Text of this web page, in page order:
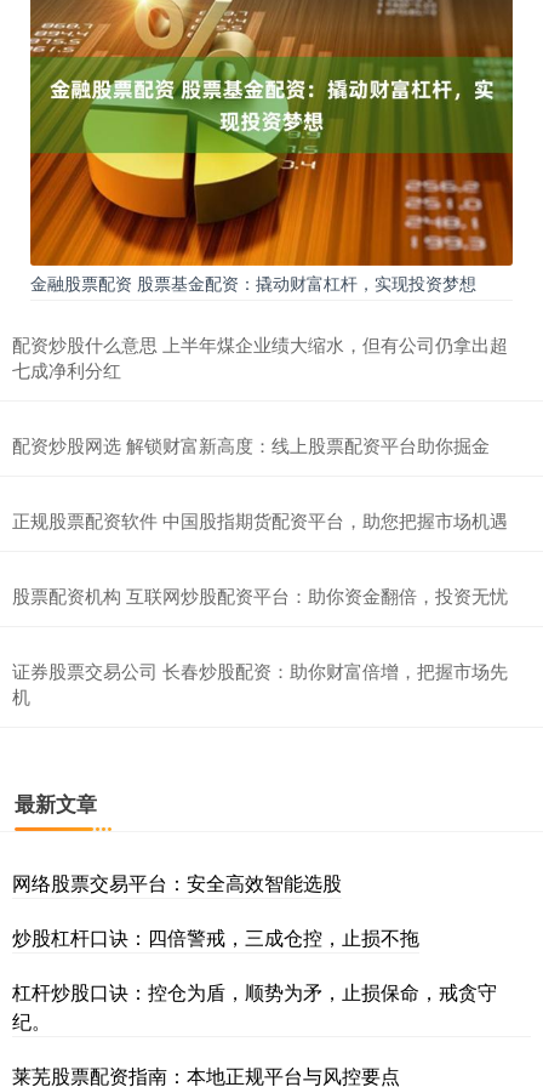
金融股票配资 股票基金配资：撬动财富杠杆，实现投资梦想
配资炒股什么意思 上半年煤企业绩大缩水，但有公司仍拿出超
七成净利分红
配资炒股网选 解锁财富新高度：线上股票配资平台助你掘金
正规股票配资软件 中国股指期货配资平台，助您把握市场机遇
股票配资机构 互联网炒股配资平台：助你资金翻倍，投资无忧
证券股票交易公司 长春炒股配资：助你财富倍增，把握市场先
机
最新文章
网络股票交易平台：安全高效智能选股
炒股杠杆口诀：四倍警戒，三成仓控，止损不拖
杠杆炒股口诀：控仓为盾，顺势为矛，止损保命，戒贪守
纪。
莱芜股票配资指南：本地正规平台与风控要点